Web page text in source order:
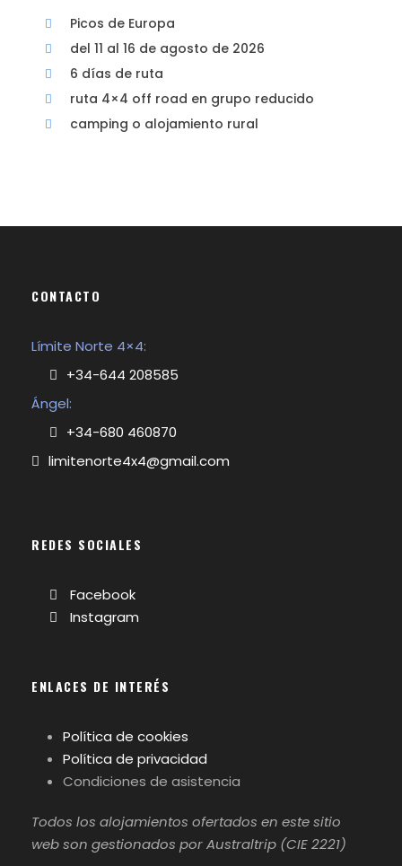
Picos de Europa
del 11 al 16 de agosto de 2026
6 días de ruta
ruta 4×4 off road en grupo reducido
camping o alojamiento rural
CONTACTO
Límite Norte 4×4:
+34-644 208585
Ángel:
+34-680 460870
limitenorte4x4@gmail.com
REDES SOCIALES
Facebook
Instagram
ENLACES DE INTERÉS
Política de cookies
Política de privacidad
Condiciones de asistencia
Todos los alojamientos ofertados en este sitio
web son gestionados por Australtrip (CIE 2221)